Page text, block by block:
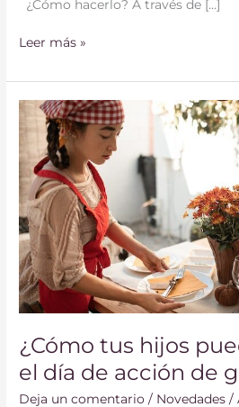
¿Cómo hacerlo? A través de […]
Leer más »
¿Cómo tus hijos
el día de acción de
Deja un comentario / Novedades /
¿Cómo
tus
hijos
pueden
ayudar
el
día
de
acción
de
gracias?